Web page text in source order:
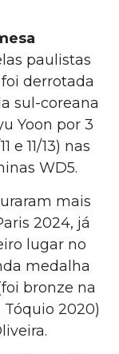
paulistas
derrotada
sul-coreana
Yoon por 3
e 11/13) nas
WD5.
mais
2024, já
lugar no
medalha
bronze na
2020)